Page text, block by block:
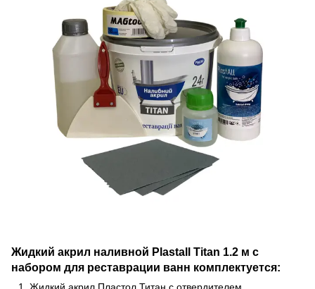
Жидкий акрил наливной Plastall Titan 1.2 м с
набором для реставрации ванн комплектуется:
Жидкий акрил Пластол Титан с отвердителем